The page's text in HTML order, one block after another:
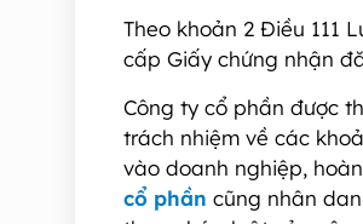
Theo khoản 2 Điều 111
cấp Giấy chứng nhận
Công ty cổ phần được
trách nhiệm về các
vào doanh nghiệp,
cổ phần cũng nhân